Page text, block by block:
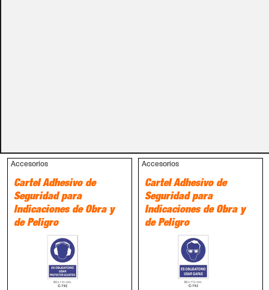
Accesorios
Cartel Adhesivo de
Seguridad para
Indicaciones de Obra y
de Peligro
Accesorios
Cartel Adhesivo de
Seguridad para
Indicaciones de Obra y
de Peligro